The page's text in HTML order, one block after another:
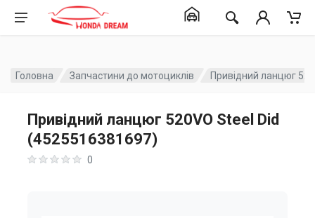
Головна Запчастини до мотоциклів Привідний ланцюг
Привідний ланцюг 520VO Steel Did
(4525516381697)
0